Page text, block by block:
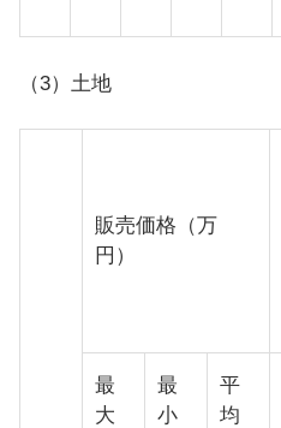
（3）土地
販売価格（万
円）
最
大
最
小
平
均